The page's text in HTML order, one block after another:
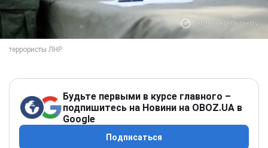
Будьте первыми в курсе главного –
подпишитесь на Новини на OBOZ.UA в
Google
Подписаться